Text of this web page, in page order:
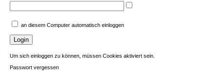
an diesem Computer automatisch einloggen
Um sich einloggen zu können, müssen Cookies aktiviert sein.
Passwort vergessen